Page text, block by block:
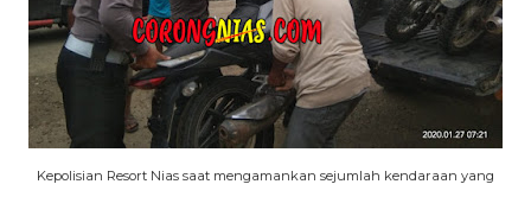
Kepolisian Resort Nias saat mengamankan sejumlah kendaraan yang